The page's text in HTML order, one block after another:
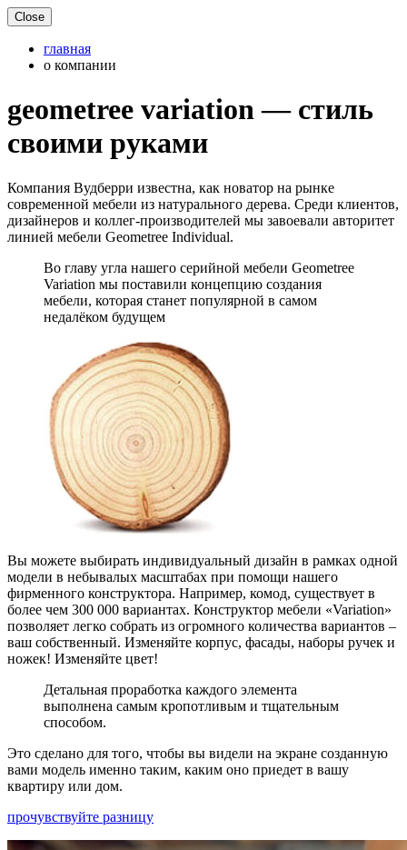
Close
главная
о компании
geometree variation ― стиль
своими руками
Компания Вудберри известна, как новатор на рынке
современной мебели из натурального дерева. Среди клиентов,
дизайнеров и коллег-производителей мы завоевали авторитет
линией мебели Geometree Individual.
Во главу угла нашего серийной мебели Geometree
Variation мы поставили концепцию создания
мебели, которая станет популярной в самом
недалёком будущем
Вы можете выбирать индивидуальный дизайн в рамках одной
модели в небывалых масштабах при помощи нашего
фирменного конструктора. Например, комод, существует в
более чем 300 000 вариантах. Конструктор мебели «Variation»
позволяет легко собрать из огромного количества вариантов –
ваш собственный. Изменяйте корпус, фасады, наборы ручек и
ножек! Изменяйте цвет!
Детальная проработка каждого элемента
выполнена самым кропотливым и тщательным
способом.
Это сделано для того, чтобы вы видели на экране созданную
вами модель именно таким, каким оно приедет в вашу
квартиру или дом.
прочувствуйте разницу